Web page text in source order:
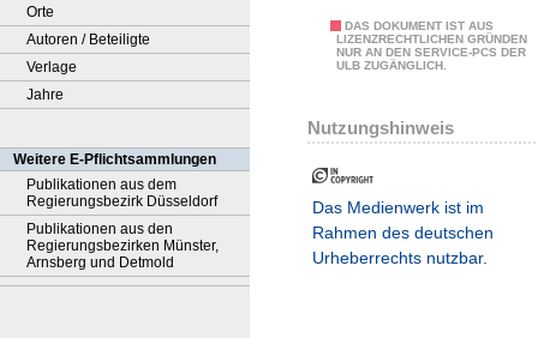
Orte
Autoren / Beteiligte
Verlage
Jahre
Weitere E-Pflichtsammlungen
Publikationen aus dem
Regierungsbezirk Düsseldorf
Publikationen aus den
Regierungsbezirken Münster,
Arnsberg und Detmold
DAS DOKUMENT IST AUS
LIZENZRECHTLICHEN GRÜNDEN
NUR AN DEN SERVICE-PCS DER
ULB ZUGÄNGLICH.
Nutzungshinweis
Das Medienwerk ist im
Rahmen des deutschen
Urheberrechts nutzbar.